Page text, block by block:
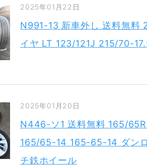
2025年01月22日
N991-13 新車外し 送料無料
イヤ LT 123/121J 215/70-
2025年01月20日
N446-ソ1 送料無料 165/
165/65-14 165-65-14 ダン
チ鉄ホイール